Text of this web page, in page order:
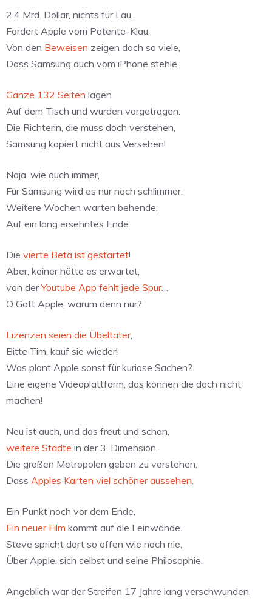
2,4 Mrd. Dollar, nichts für Lau,
Fordert Apple vom Patente-Klau.
Von den Beweisen zeigen doch so viele,
Dass Samsung auch vom iPhone stehle.
Ganze 132 Seiten lagen
Auf dem Tisch und wurden vorgetragen.
Die Richterin, die muss doch verstehen,
Samsung kopiert nicht aus Versehen!
Naja, wie auch immer,
Für Samsung wird es nur noch schlimmer.
Weitere Wochen warten behende,
Auf ein lang ersehntes Ende.
Die vierte Beta ist gestartet!
Aber, keiner hätte es erwartet,
von derYoutube App fehlt jede Spur…
O Gott Apple, warum denn nur?
Lizenzen seien die Übeltäter,
Bitte Tim, kauf sie wieder!
Was plant Apple sonst für kuriose Sachen?
Eine eigene Videoplattform, das können die doch nicht
machen!
Neu ist auch, und das freut und schon,
weitere Städte in der 3. Dimension.
Die großen Metropolen geben zu verstehen,
Dass Apples Karten viel schöner aussehen.
Ein Punkt noch vor dem Ende,
Ein neuer Film kommt auf die Leinwände.
Steve spricht dort so offen wie noch nie,
Über Apple, sich selbst und seine Philosophie.
Angeblich war der Streifen 17 Jahre lang verschwunden,